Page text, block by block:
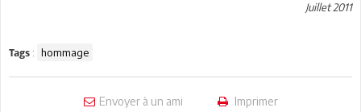
Juillet 2011
Tags : hommage
Envoyer à un ami Imprimer